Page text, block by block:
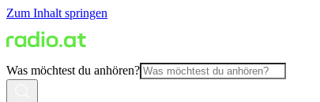
Zum Inhalt springen
Was möchtest du anhören?